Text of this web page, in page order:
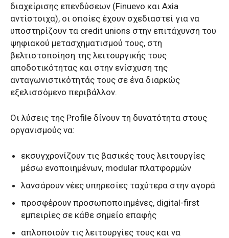
διαχείρισης επενδύσεων (Finuevo και Axia
αντίστοιχα), οι οποίες έχουν σχεδιαστεί για να
υποστηρίζουν τα credit unions στην επιτάχυνση του
ψηφιακού μετασχηματισμού τους, στη
βελτιστοποίηση της λειτουργικής τους
αποδοτικότητας και στην ενίσχυση της
ανταγωνιστικότητάς τους σε ένα διαρκώς
εξελισσόμενο περιβάλλον.
Οι λύσεις της Profile δίνουν τη δυνατότητα στους
οργανισμούς να:
εκσυγχρονίζουν τις βασικές τους λειτουργίες
μέσω ενοποιημένων, modular πλατφορμών
λανσάρουν νέες υπηρεσίες ταχύτερα στην αγορά
προσφέρουν προσωποποιημένες, digital-first
εμπειρίες σε κάθε σημείο επαφής
απλοποιούν τις λειτουργίες τους και να